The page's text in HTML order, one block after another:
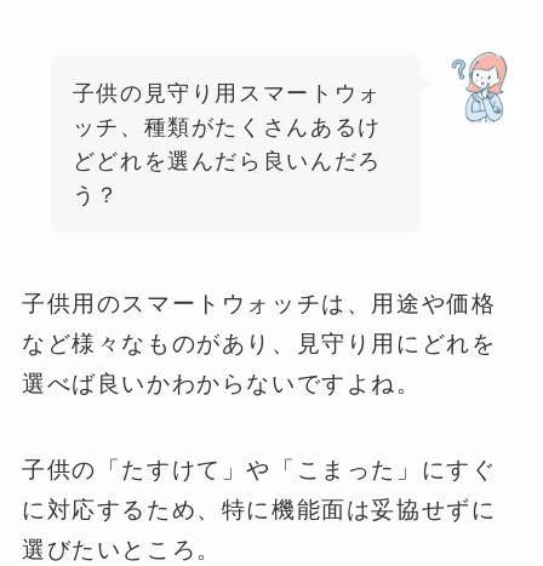
子供の見守り用スマートウォ
ッチ、種類がたくさんあるけ
どどれを選んだら良いんだろ
う？
子供用のスマートウォッチは、用途や価格
など様々なものがあり、見守り用にどれを
選べば良いかわからないですよね。
子供の「たすけて」や「こまった」にすぐ
に対応するため、特に機能面は妥協せずに
選びたいところ。